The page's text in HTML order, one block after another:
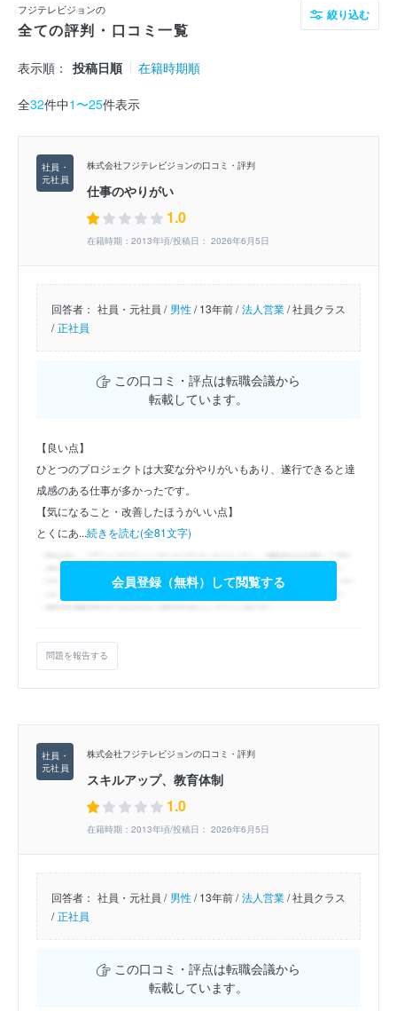
フジテレビジョンの
全ての評判・口コミ一覧
絞り込む
表示順： 投稿日順 在籍時期順
全32件中1〜25件表示
株式会社フジテレビジョンの口コミ・評判
仕事のやりがい
1.0
在籍時期：2013年頃/投稿日： 2026年6月5日
回答者： 社員・元社員 / 男性/13年前 / 法人営業/社員クラス
/ 正社員
この口コミ・評点は転職会議から
転載しています。
【良い点】
ひとつのプロジェクトは大変な分やりがいもあり、遂行できると達
成感のある仕事が多かったです。
【気になること・改善したほうがいい点】
とくにあ...続きを読む(全81文字)
会員登録（無料）して閲覧する
問題を報告する
株式会社フジテレビジョンの口コミ・評判
スキルアップ、教育体制
1.0
在籍時期：2013年頃/投稿日： 2026年6月5日
回答者： 社員・元社員 / 男性/13年前 / 法人営業/社員クラス
/ 正社員
この口コミ・評点は転職会議から
転載しています。